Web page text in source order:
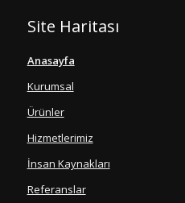
Site Haritası
Anasayfa
Kurumsal
Ürünler
Hizmetlerimiz
İnsan Kaynakları
Referanslar